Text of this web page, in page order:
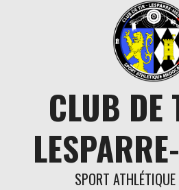
CLUB DE
SPORT